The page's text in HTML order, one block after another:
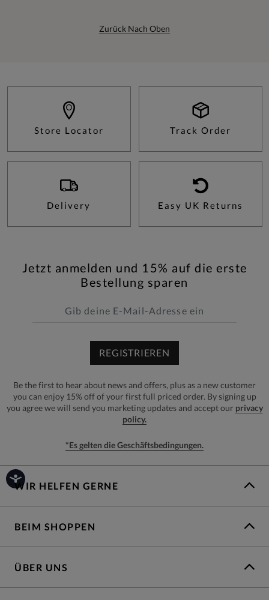
Zurück Nach Oben
Store Locator Track Order
Delivery Easy UK Returns
Jetzt anmelden und 15% auf die erste
Bestellung sparen
REGISTRIEREN
Be the first to hear about news and offers, plus as a new customer
you can enjoy 15% off of your first full priced order. By signing up
you agree we will send you marketing updates and accept our privacy
policy.
*Es gelten die Geschäftsbedingungen.
WIR HELFEN GERNE
BEIM SHOPPEN
ÜBER UNS